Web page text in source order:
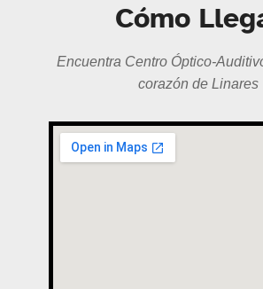
Cómo
Encuentra Centro Óptico-
corazón de Linares